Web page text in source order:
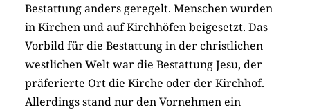
Bestattung anders geregelt. Menschen wurden
in Kirchen und auf Kirchhöfen beigesetzt. Das
Vorbild für die Bestattung in der christlichen
westlichen Welt war die Bestattung Jesu, der
präferierte Ort die Kirche oder der Kirchhof.
Allerdings stand nur den Vornehmen ein